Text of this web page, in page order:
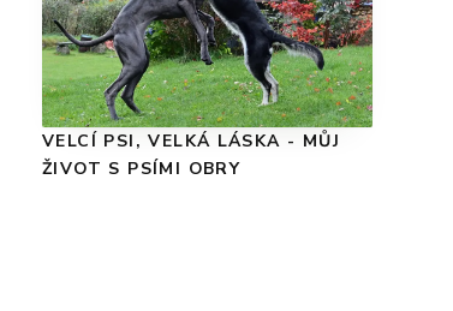
VELCÍ PSI, VELKÁ LÁSKA - MŮJ
ŽIVOT S PSÍMI OBRY